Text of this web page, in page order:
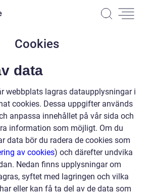
Cookies
data
webbplats lagras dataupplysningar i
cookies. Dessa uppgifter används
anpassa innehållet på vår sida och
information som möjligt. Om du
data bör du radera de cookies som
av cookies) och därefter undvika
Nedan finns upplysningar om
syftet med lagringen och vilka
eller kan få ta del av de data som